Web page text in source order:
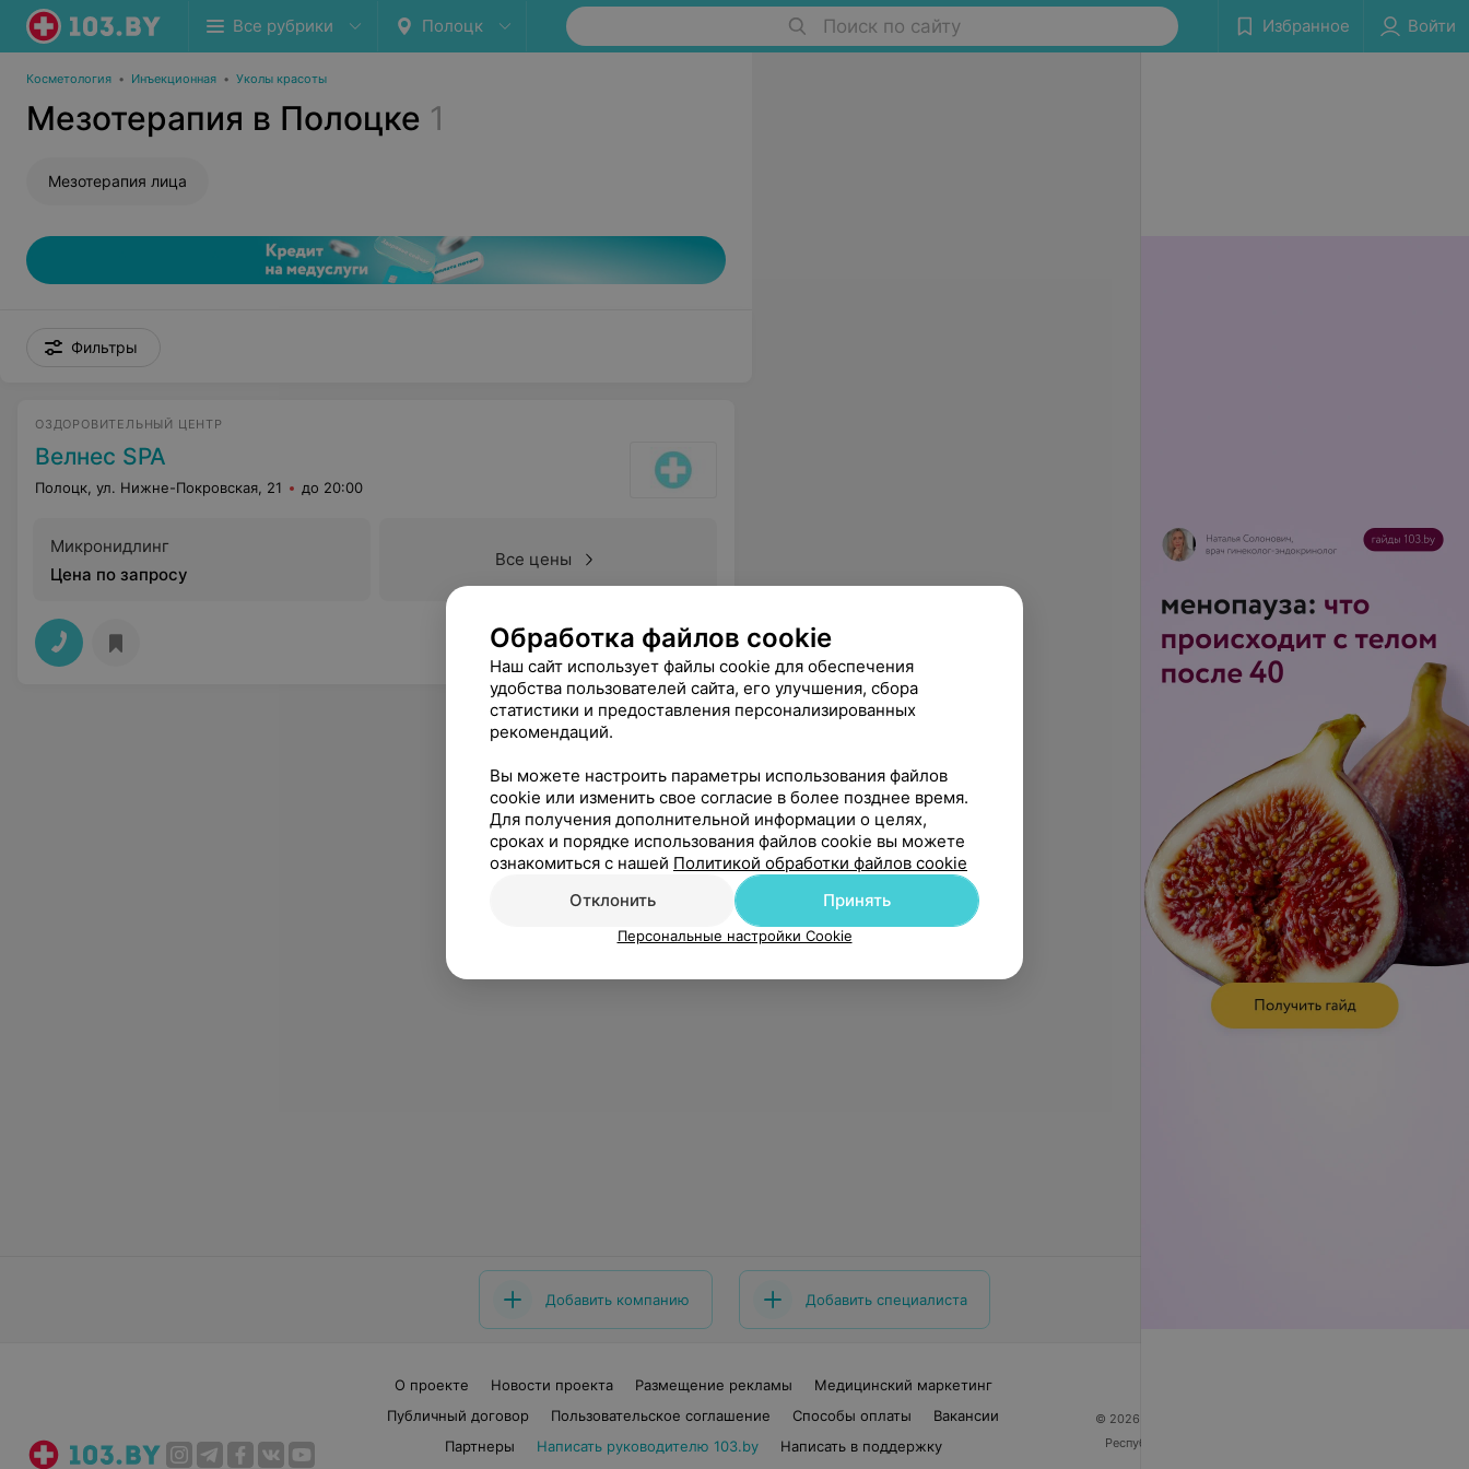
Все рубрики Полоцк Поиск по сайту Избранное Войти
Косметология • Инъекционная • Уколы красоты
Мезотерапия в Полоцке 1
Мезотерапия лица
Фильтры
ОЗДОРОВИТЕЛЬНЫЙ ЦЕНТР
Велнес SPA
Полоцк, ул. Нижне-Покровская, 21 до 20:00
Микронидлинг
Цена по запросу
Все цены
Добавить компанию Добавить специалиста
О проекте Новости проекта Размещение рекламы
Медицинский маркетинг
Публичный договор
Пользовательское соглашение Способы оплаты
Вакансии
Партнеры
Написать руководителю 103.by
Написать в поддержку
© 2026 ООО «Артокс Лаб», УНП 191700409
Республика Беларусь, г. Минск, улица Толбухина, 2,
Обработка файлов cookie
Наш сайт использует файлы cookie для обеспечения
удобства пользователей сайта, его улучшения, сбора
статистики и предоставления персонализированных
рекомендаций.
Вы можете настроить параметры использования файлов
cookie или изменить свое согласие в более позднее время.
Для получения дополнительной информации о целях,
сроках и порядке использования файлов cookie вы можете
ознакомиться с нашей Политикой обработки файлов cookie
Отклонить
Принять
Персональные настройки Cookie